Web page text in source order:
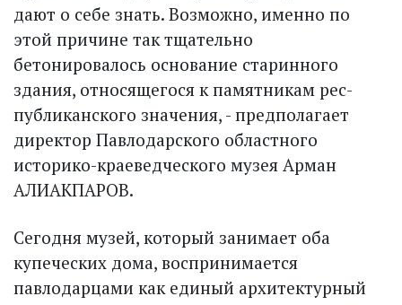
дают о себе знать. Возможно, именно по
этой причине так тщательно
бетонировалось основание старинного
здания, относящегося к памятникам рес­
публиканского значения, - предполагает
директор Павлодарского областного
историко-краеведческого музея Арман
АЛИАКПАРОВ.
Сегодня музей, который занимает оба
купеческих дома, воспринимается
павлодарцами как единый архитектурный